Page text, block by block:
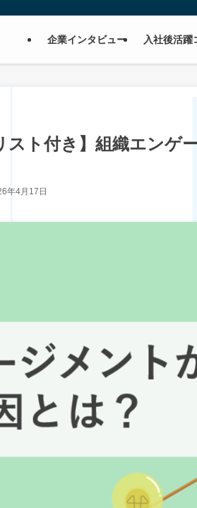
企業インタビュー 入社後活躍
スト付き】組織エンゲ
年4月17日